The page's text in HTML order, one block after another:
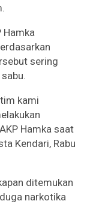
Hamka
sering
kami
Hamka saat
Kendari, Rabu
ditemukan
narkotika